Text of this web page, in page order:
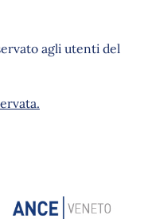
agli utenti del